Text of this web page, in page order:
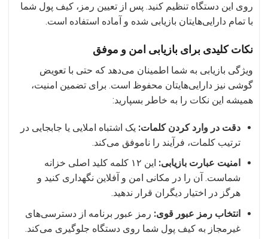
روی این دستگاه تنظیم کنید. پس از تعیین رمز، کیف پول شما
با تمام دارایی‌هایتان بازیابی شده و آماده استفاده است.
نکات کلیدی برای بازیابی امن و موفق
ویژگی بازیابی به شما اطمینان می‌دهد که حتی با تعویض
گوشی نیز دارایی‌هایتان محفوظ است. برای تضمین امنیت،
همیشه این نکات را به خاطر بسپارید:
دقت در وارد کردن کلمات: یک اشتباه املایی یا جابجایی در
ترتیب کلمات، فرآیند را ناموفق می‌کند.
امنیت عبارت بازیابی:
این ۱۲ کلمه کلید اصلی خزانه
شماست. آن را در مکانی امن و آفلاین نگهداری کنید و
هرگز در اختیار دیگران قرار ندهید.
انتخاب رمز عبور قوی: رمز عبور برنامه از دسترسی‌های
غیرمجاز به کیف پول شما روی دستگاه جلوگیری می‌کند.